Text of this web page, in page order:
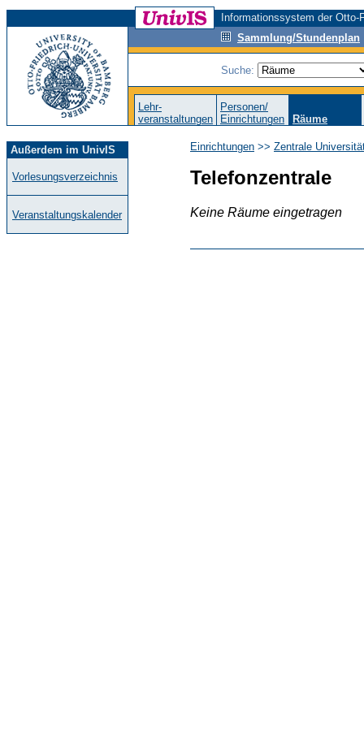
Informationssystem der
Sammlung/Stundenplan
Suche:
Lehr-
veranstaltungen
Personen/
Einrichtungen
Räume
Außerdem im UnivIS
Vorlesungsverzeichnis
Veranstaltungskalender
Einrichtungen >> Zentrale
Telefonzentrale
Keine Räume eingetragen